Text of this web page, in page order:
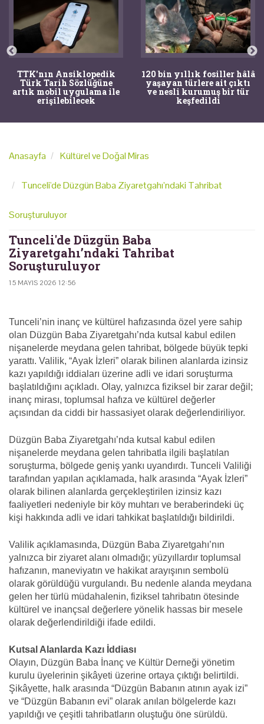
TTK'nın Ansiklopedik
Türk Tarih Sözlüğüne
artık mobil uygulama ile
erişilebilecek
120 bin yıllık fosiller hâlâ
yaşayan türlere ait çıktı
ve nesli kurumuş bir tür
keşfedildi
Anasayfa Kültürel ve Doğal Miras
Tunceli'de Düzgün Baba Ziyaretgahı’ndaki Tahribat
Soruşturuluyor
Tunceli'de Düzgün Baba
Ziyaretgahı’ndaki Tahribat
Soruşturuluyor
15 MAYIS 2026 12:56
Tunceli’nin inanç ve kültürel hafızasında özel yere sahip
olan Düzgün Baba Ziyaretgahı’nda kutsal kabul edilen
nişanelerde meydana gelen tahribat, bölgede büyük tepki
yarattı. Valilik, “Ayak İzleri” olarak bilinen alanlarda izinsiz
kazı yapıldığı iddiaları üzerine adli ve idari soruşturma
başlatıldığını açıkladı. Olay, yalnızca fiziksel bir zarar değil;
inanç mirası, toplumsal hafıza ve kültürel değerler
açısından da ciddi bir hassasiyet olarak değerlendiriliyor.
Düzgün Baba Ziyaretgahı’nda kutsal kabul edilen
nişanelerde meydana gelen tahribatla ilgili başlatılan
soruşturma, bölgede geniş yankı uyandırdı. Tunceli Valiliği
tarafından yapılan açıklamada, halk arasında “Ayak İzleri”
olarak bilinen alanlarda gerçekleştirilen izinsiz kazı
faaliyetleri nedeniyle bir köy muhtarı ve beraberindeki üç
kişi hakkında adli ve idari tahkikat başlatıldığı bildirildi.
Valilik açıklamasında, Düzgün Baba Ziyaretgahı’nın
yalnızca bir ziyaret alanı olmadığı; yüzyıllardır toplumsal
hafızanın, maneviyatın ve hakikat arayışının sembolü
olarak görüldüğü vurgulandı. Bu nedenle alanda meydana
gelen her türlü müdahalenin, fiziksel tahribatın ötesinde
kültürel ve inançsal değerlere yönelik hassas bir mesele
olarak değerlendirildiği ifade edildi.
Kutsal Alanlarda Kazı İddiası
Olayın, Düzgün Baba İnanç ve Kültür Derneği yönetim
kurulu üyelerinin şikâyeti üzerine ortaya çıktığı belirtildi.
Şikâyette, halk arasında “Düzgün Babanın atının ayak izi”
ve “Düzgün Babanın evi” olarak anılan bölgelerde kazı
yapıldığı ve çeşitli tahribatların oluştuğu öne sürüldü.